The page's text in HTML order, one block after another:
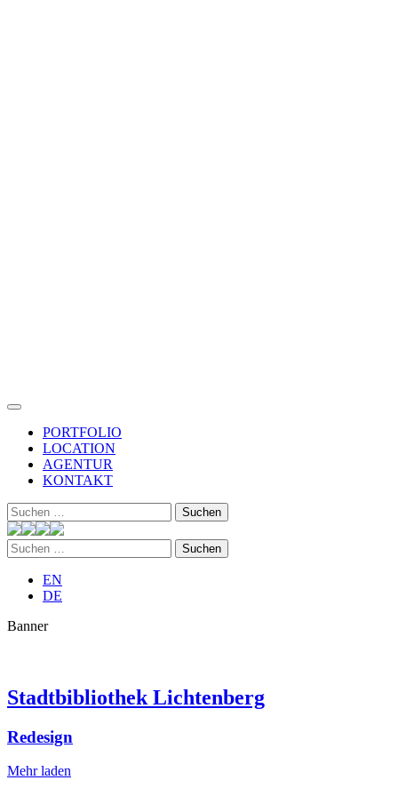
PORTFOLIO
LOCATION
AGENTUR
KONTAKT
Suchen
nach:
Suchen
nach:
EN
DE
Banner
Stadtbibliothek Lichtenberg
Redesign
Mehr laden